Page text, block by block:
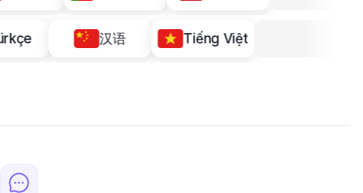
Türkçe Tiếng Việt